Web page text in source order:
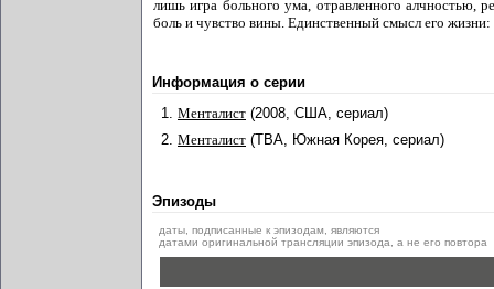
лишь игра больного ума, отравленного алчностью,
боль и чувство вины. Единственный смысл его жизни:
Информация о серии
1. Менталист (2008, США, сериал)
2. Менталист (TBA, Южная Корея, сериал)
Эпизоды
даты, подписанные к эпизодам, являются
датами оригинальной трансляции эпизода, а не его повтора